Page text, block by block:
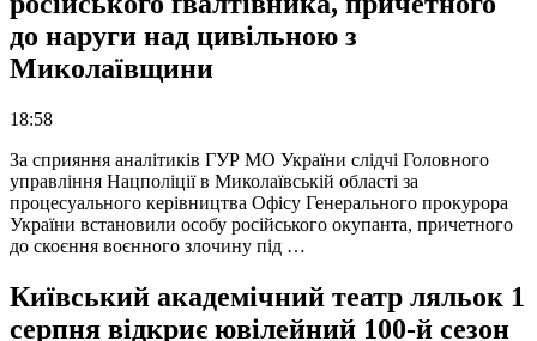
до наруги над цивільною з
Миколаївщини
18:58
За сприяння аналітиків ГУР МО України слідчі Головного
управління Нацполіції в Миколаївській області за
процесуального керівництва Офісу Генерального прокурора
України встановили особу російського окупанта, причетного
до скоєння воєнного злочину під …
Київський академічний театр ляльок 1
серпня відкриє ювілейний 100-й сезон